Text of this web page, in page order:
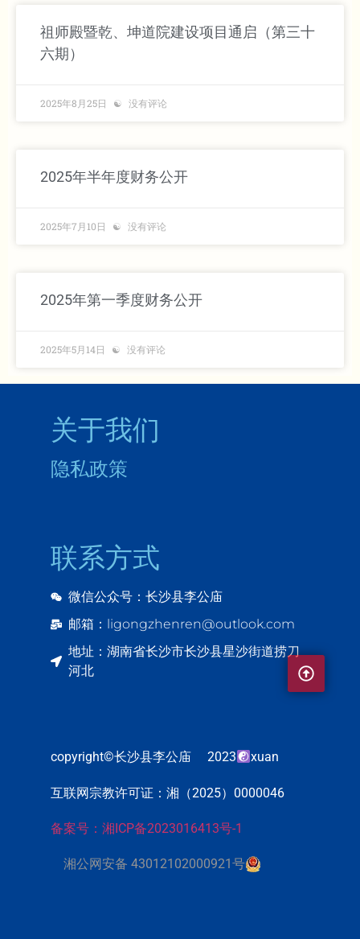
祖师殿暨乾、坤道院建设项目通启（第三十
六期）
2025年8月25日 没有评论
2025年半年度财务公开
2025年7月10日 没有评论
2025年第一季度财务公开
2025年5月14日 没有评论
关于我们
隐私政策
联系方式
微信公众号：长沙县李公庙
邮箱：ligongzhenren@outlook.com
地址：湖南省长沙市长沙县星沙街道捞刀
河北
copyright©长沙县李公庙 2023 xuan
互联网宗教许可证：湘（2025）0000046
备案号：湘ICP备2023016413号-1
湘公网安备 43012102000921号